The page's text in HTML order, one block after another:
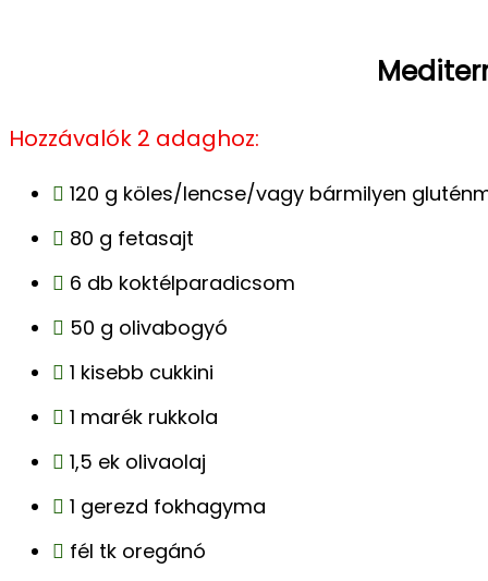
Hozzávalók 2 adaghoz:
120 g köles/lencse/vagy bármilyen
80 g fetasajt
6 db koktélparadicsom
50 g olivabogyó
1 kisebb cukkini
1 marék rukkola
1,5 ek olivaolaj
1 gerezd fokhagyma
fél tk oregánó